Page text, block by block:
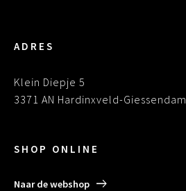
ADRES
Klein Diepje 5
3371 AN Hardinxveld-Giessendam
SHOP ONLINE
Naar de webshop